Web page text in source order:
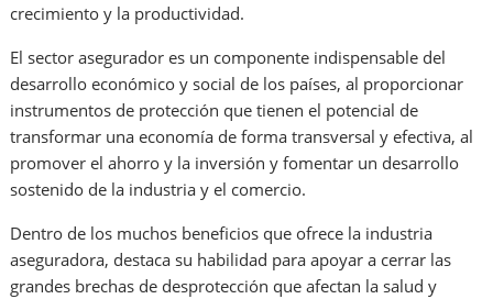
crecimiento y la productividad.
El sector asegurador es un componente indispensable del
desarrollo económico y social de los países, al proporcionar
instrumentos de protección que tienen el potencial de
transformar una economía de forma transversal y efectiva, al
promover el ahorro y la inversión y fomentar un desarrollo
sostenido de la industria y el comercio.
Dentro de los muchos beneficios que ofrece la industria
aseguradora, destaca su habilidad para apoyar a cerrar las
grandes brechas de desprotección que afectan la salud y